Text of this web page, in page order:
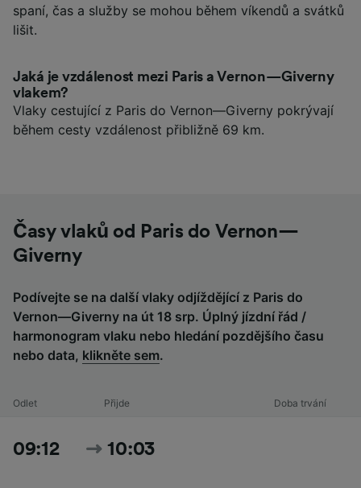
spaní, čas a služby se mohou během víkendů a svátků
lišit.
Jaká je vzdálenost mezi Paris a Vernon—Giverny
vlakem?
Vlaky cestující z Paris do Vernon—Giverny pokrývají
během cesty vzdálenost přibližně 69 km.
Časy vlaků od Paris do Vernon—
Giverny
Podívejte se na další vlaky odjíždějící z Paris do
Vernon—Giverny na út 18 srp. Úplný jízdní řád /
harmonogram vlaku nebo hledání pozdějšího času
nebo data, klikněte sem.
Odlet Přijde Doba trvání
09:12 10:03